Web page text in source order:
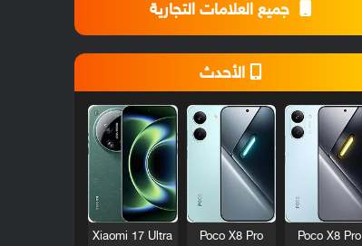
جميع العلامات التجارية
الأحدث
Poco X8 Pro
Poco X8 Pro
Xiaomi 17 Ultra